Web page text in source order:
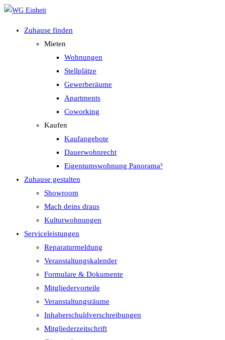
Zum
springen
Zuhause finden
Mieten
Wohnungen
Stellplätze
Gewerberäume
Apartments
Coworking
Kaufen
Kaufangebote
Dauerwohnrecht
Eigentumswohnung Panorama³
Zuhause gestalten
Showroom
Mach deins draus
Kulturwohnungen
Serviceleistungen
Reparaturmeldung
Veranstaltungskalender
Formulare & Dokumente
Mitgliedervorteile
Veranstaltungsräume
Inhaberschuld­verschreibungen
Mitgliederzeitschrift